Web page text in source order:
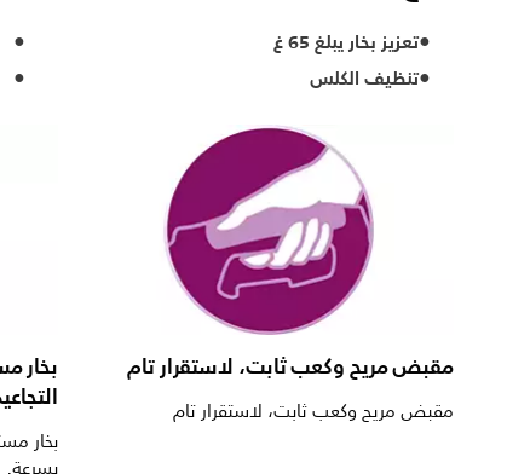
تعزيز بخار يبلغ 65 غ
تنظيف الكلس
مقبض مريح وكعب ثابت، لاستقرار تام
مقبض مريح وكعب ثابت، لاستقرار تام